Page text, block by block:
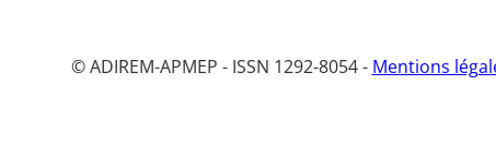
© ADIREM-APMEP - ISSN 1292-8054 - Mentions